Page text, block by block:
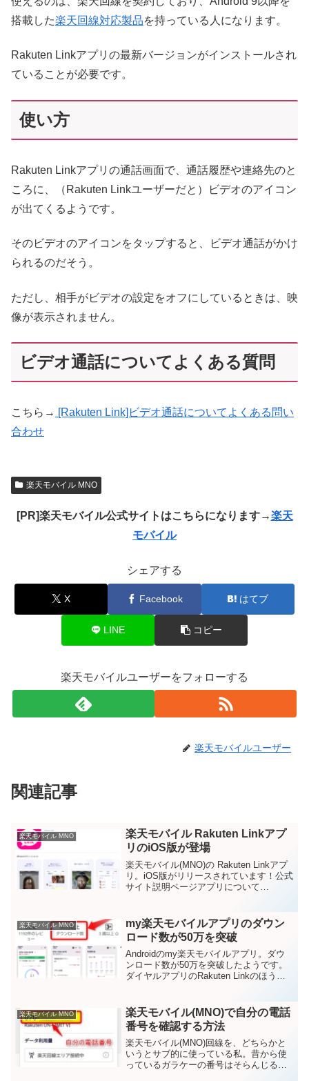
搭載した楽天回線対応製品を持っている人になります。
Rakuten Linkアプリの最新バージョンがインストールされ
ていることが必要です。
使い方
Rakuten Linkアプリの通話画面で、通話履歴や連絡先のと
ころに、（Rakuten Linkユーザーだと）ビデオのアイコン
が出てくるようです。
そのビデオのアイコンをタップすると、ビデオ通話がかけ
られるのだそう。
ただし、相手がビデオの設定をオフにしているときは、映
像が表示されません。
ビデオ通話についてよくある質問
こちら→ [Rakuten Link]ビデオ通話についてよくある問い
合わせ
楽天モバイル MNO
[PR]楽天モバイル公式サイトはこちらになります→楽天
モバイル
シェアする
X Facebook はてブ
LINE コピー
楽天モバイルユーザーをフォローする
楽天モバイルユーザー
関連記事
楽天モバイル MNO
楽天モバイル Rakuten Linkアプ
リのiOS版が登場
楽天モバイル(MNO)の Rakuten Linkアプ
リ。iOS版がリリースされています！公式
サイト説明ページアプリについて
降を搭載したiPhoneXS、X...
楽天モバイル MNO
my楽天モバイルアプリのダウン
ロード数が50万を突破
Androidのmy楽天モバイルアプリ。ダウ
ンロード数が50万を突破したようです。
ダイヤルアプリのRakuten Linkのほう
の表記は10万以上 ↓50万...
楽天モバイル MNO
楽天モバイル(MNO)で自分の電話
番号を確認する方法
楽天モバイル(MNO)回線を、どちらかと
いうとサブ的に使っている私。昔から使
っているガラケーの番号はそらんじるこ